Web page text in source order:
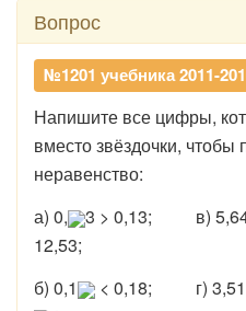
Вопрос
№1201 учебника 2011-
Напишите все цифры,
вместо звёздочки, чтобы
неравенство:
а) 0,
3 > 0,13; в) 5,64
12,53;
б) 0,1
< 0,18; г) 3,51